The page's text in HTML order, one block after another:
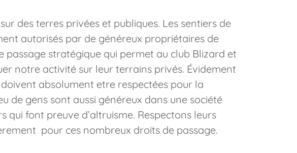
des terres privées et publiques. Les sentiers de
autorisés par de généreux propriétaires de
passage stratégique qui permet au club Blizard et
notre activité sur leur terrains privés. Évidement
absolument etre respectées pour la
de gens sont aussi généreux dans une société
qui font preuve d’altruisme. Respectons leurs
pour ces nombreux droits de passage.